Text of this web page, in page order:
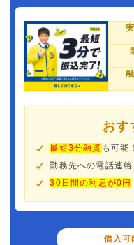
おす
最短3分融資 も可能！
勤務先への電話連絡
30日間の利息が0円
借入可